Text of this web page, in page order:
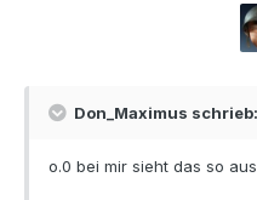
Don_Maximus schrieb:
o.0 bei mir sieht das so aus